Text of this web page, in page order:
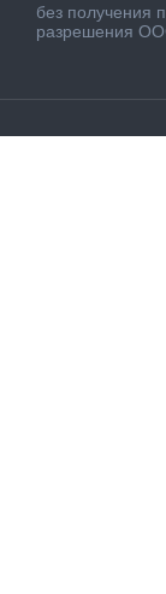
без получения
разрешения